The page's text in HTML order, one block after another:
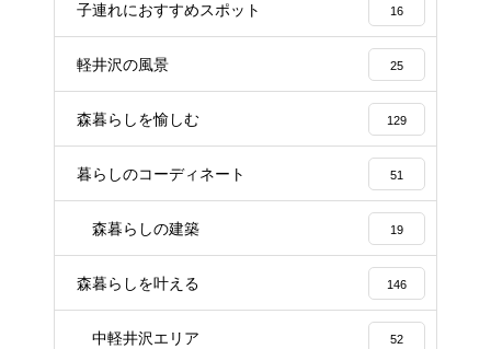
子連れにおすすめスポット 16
軽井沢の風景 25
森暮らしを愉しむ 129
暮らしのコーディネート 51
森暮らしの建築 19
森暮らしを叶える 146
中軽井沢エリア 52